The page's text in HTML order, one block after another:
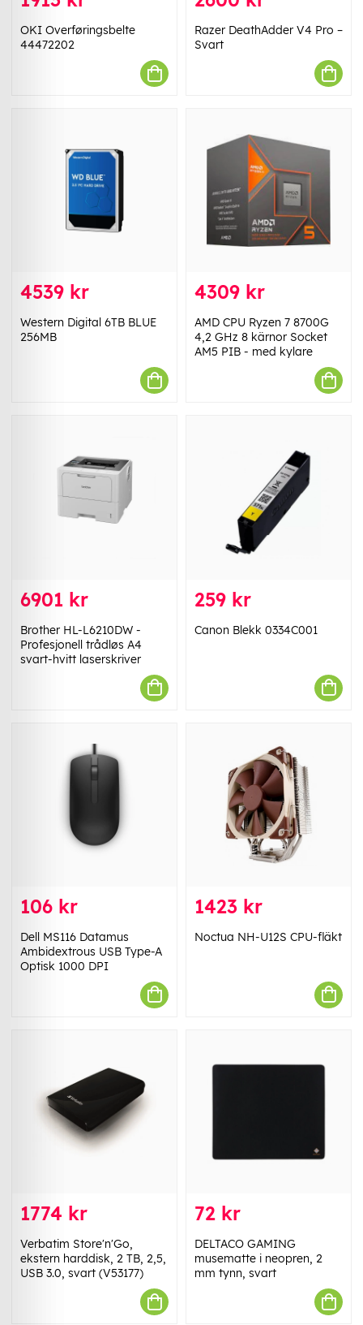
OKI Overføringsbelte
44472202
Razer DeathAdder V4 Pro –
Svart
4539 kr
Western Digital 6TB BLUE
256MB
4309 kr
AMD CPU Ryzen 7 8700G
4,2 GHz 8 kärnor Socket
AM5 PIB - med kylare
6901 kr
Brother HL-L6210DW -
Profesjonell trådløs A4
svart-hvitt laserskriver
259 kr
Canon Blekk 0334C001
106 kr
Dell MS116 Datamus
Ambidextrous USB Type-A
Optisk 1000 DPI
1423 kr
Noctua NH-U12S CPU-fläkt
1774 kr
Verbatim Store'n'Go,
ekstern harddisk, 2 TB, 2,5,
USB 3.0, svart (V53177)
72 kr
DELTACO GAMING
musematte i neopren, 2
mm tynn, svart